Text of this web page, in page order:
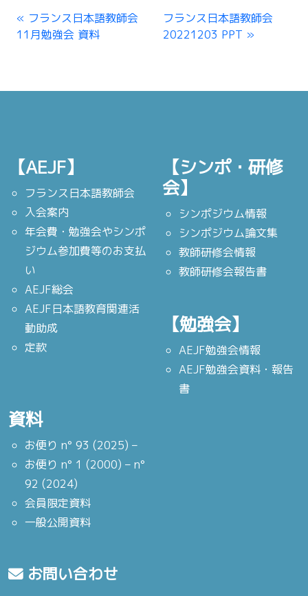
フランス日本語教師会
11月勉強会 資料
フランス日本語教師会
20221203 PPT
【AEJF】
フランス日本語教師会
入会案内
年会費・勉強会やシンポ
ジウム参加費等のお支払
い
AEJF総会
AEJF日本語教育関連活
動助成
定款
【シンポ・研修
会】
シンポジウム情報
シンポジウム論文集
教師研修会情報
教師研修会報告書
【勉強会】
AEJF勉強会情報
AEJF勉強会資料・報告
書
資料
お便り n° 93 (2025) –
お便り n° 1 (2000) – n°
92 (2024)
会員限定資料
一般公開資料
お問い合わせ